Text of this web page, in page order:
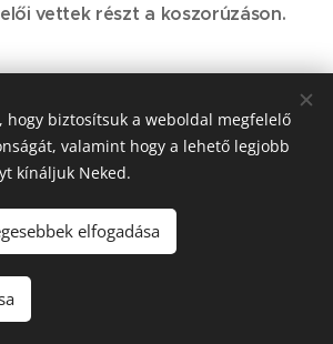
vettek részt a koszorúzáson.
Önkormányzata © Minden jog fenntartva.
hogy biztosítsuk a weboldal megfelelő
valamint hogy a lehető legjobb
kínáljuk Neked.
elfogadása